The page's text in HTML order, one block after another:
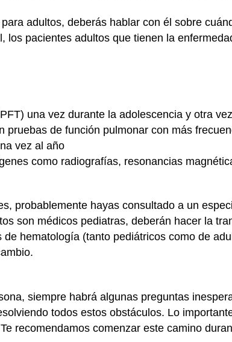
adultos, deberás hablar con él sobre
los pacientes adultos que tienen la
una vez durante la adolescencia y otra
pruebas de función pulmonar con más
vez al año
como radiografías, resonancias
probablemente hayas consultado a un
son médicos pediatras, deberán hacer la
hematología (tanto pediátricos como de
siempre habrá algunas preguntas
todos estos obstáculos. Lo
recomendamos comenzar este camino